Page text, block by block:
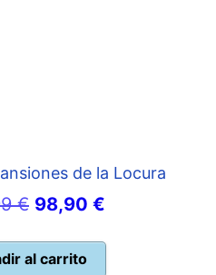
de la Locura
€ El
original
98,90 €
al carrito